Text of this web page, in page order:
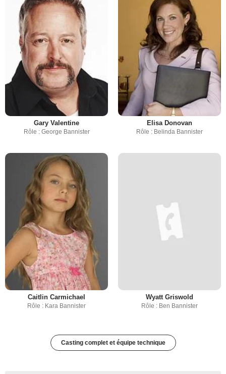
Gary Valentine
Rôle : George Bannister
Elisa Donovan
Rôle : Belinda Bannister
Caitlin Carmichael
Rôle : Kara Bannister
Wyatt Griswold
Rôle : Ben Bannister
Casting complet et équipe technique